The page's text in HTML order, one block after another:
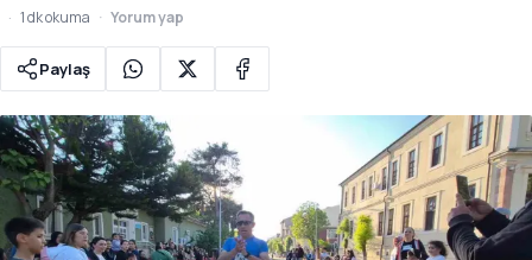
1 dk okuma
Yorum yap
Paylaş